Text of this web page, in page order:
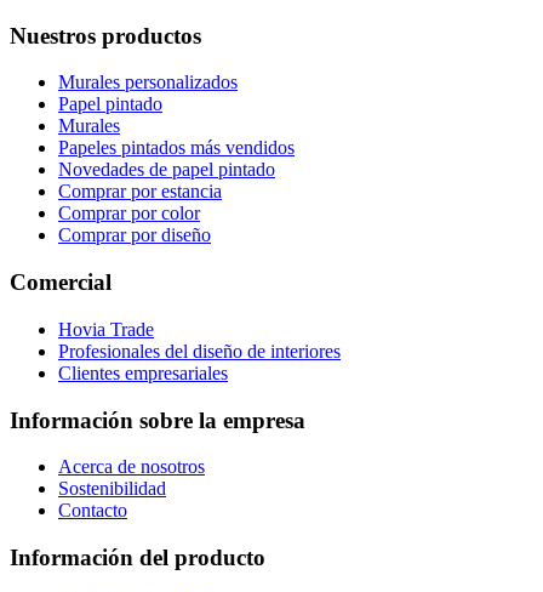
Nuestros productos
Murales personalizados
Papel pintado
Murales
Papeles pintados más vendidos
Novedades de papel pintado
Comprar por estancia
Comprar por color
Comprar por diseño
Comercial
Hovia Trade
Profesionales del diseño de interiores
Clientes empresariales
Información sobre la empresa
Acerca de nosotros
Sostenibilidad
Contacto
Información del producto